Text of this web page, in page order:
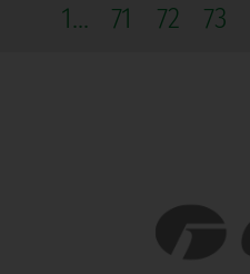
1... 71 72 73